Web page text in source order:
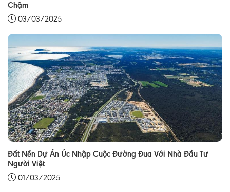
Chậm
03/03/2025
Đất Nền Dự Án Úc Nhập Cuộc Đường Đua Với Nhà Đầu Tư
Người Việt
01/03/2025